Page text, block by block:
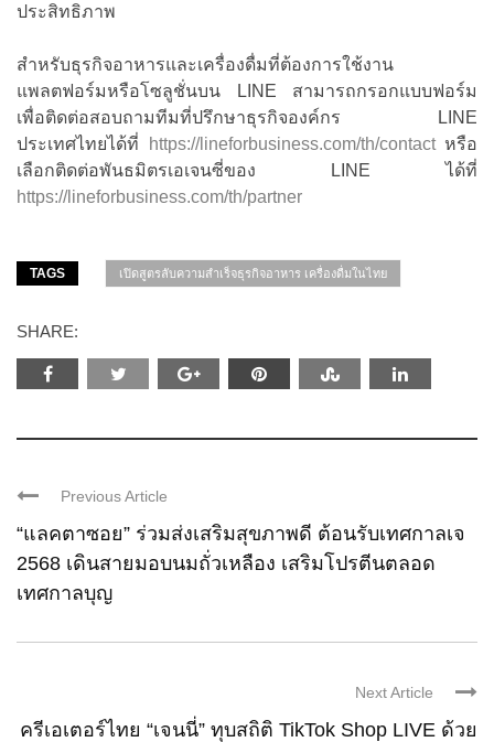
ประสิทธิภาพ
สำหรับธุรกิจอาหารและเครื่องดื่มที่ต้องการใช้งาน
แพลตฟอร์มหรือโซลูชั่นบน LINE สามารถกรอกแบบฟอร์ม
เพื่อติดต่อสอบถามทีมที่ปรึกษาธุรกิจองค์กร LINE
ประเทศไทยได้ที่
https://lineforbusiness.com/th/contactหรือ
เลือกติดต่อพันธมิตรเอเจนซี่ของ LINE ได้ที่
https://lineforbusiness.com/th/partner
TAGS เปิดสูตรลับความสำเร็จธุรกิจอาหาร เครื่องดื่มในไทย
SHARE:
Previous Article
“แลคตาซอย” ร่วมส่งเสริมสุขภาพดี ต้อนรับเทศกาลเจ
2568 เดินสายมอบนมถั่วเหลือง เสริมโปรตีนตลอด
เทศกาลบุญ
Next Article
ครีเอเตอร์ไทย “เจนนี่” ทุบสถิติ TikTok Shop LIVE ด้วย